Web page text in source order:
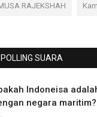
RAJEKSHAH
POLLING SUARA
Indoneisa
negara maritim?